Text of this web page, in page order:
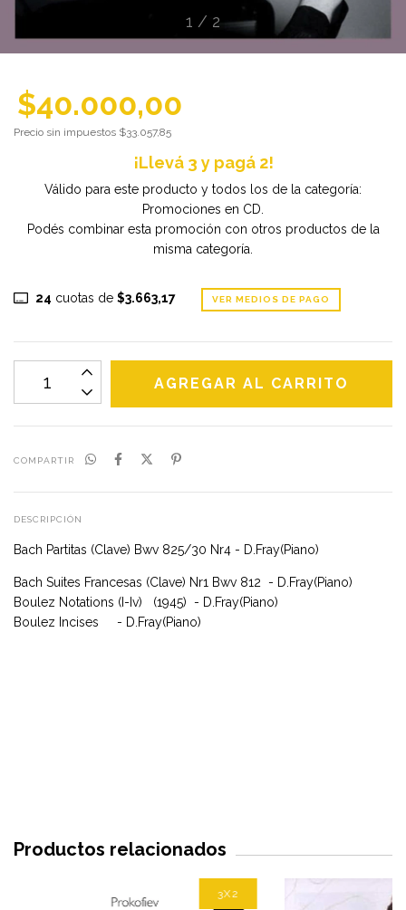
1 / 2
$40.000,00
Precio sin impuestos $33.057,85
¡Llevá 3 y pagá 2!
Válido para este producto y todos los de la categoría:
Promociones en CD.
Podés combinar esta promoción con otros productos de la
misma categoría.
24 cuotas de $3.663,17 VER MEDIOS DE PAGO
COMPARTIR
DESCRIPCIÓN
Bach Partitas (Clave) Bwv 825/30 Nr4 - D.Fray(Piano)
Bach Suites Francesas (Clave) Nr1 Bwv 812 - D.Fray(Piano)
Boulez Notations (I-Iv) (1945) - D.Fray(Piano)
Boulez Incises - D.Fray(Piano)
Productos relacionados
3X2